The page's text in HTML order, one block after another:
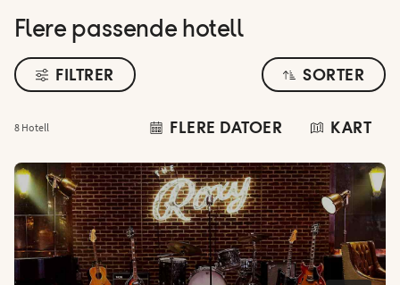
Flere passende hotell
FILTRER SORTER
8 Hotell FLERE DATOER KART